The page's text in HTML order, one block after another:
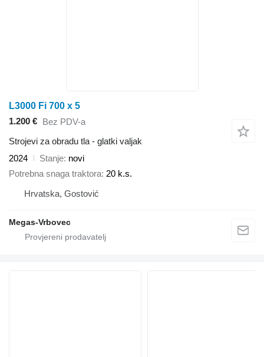
L3000 Fi 700 x 5
1.200 € Bez PDV-a
Strojevi za obradu tla - glatki valjak
2024
Stanje novi
Potrebna snaga traktora 20 k.s.
Hrvatska, Gostović
Megas-Vrbovec